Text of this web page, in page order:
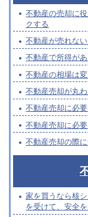
不動産の売却に
クする
不動産が売れな
不動産で所得が
不動産の相場は
不動産売却が丸
不動産売却に必
不動産売却に必
不動産売却の際
家を買うなら核
を受けて、安全